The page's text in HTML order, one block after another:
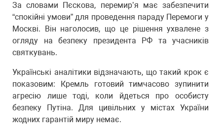
За словами Пєскова, перемир’я має забезпечити
“спокійні умови” для проведення параду Перемоги у
Москві. Він наголосив, що це рішення ухвалене з
огляду на безпеку президента РФ та учасників
святкувань.
Українські аналітики відзначають, що такий крок є
показовим: Кремль готовий тимчасово зупинити
агресію лише тоді, коли йдеться про особисту
безпеку Путіна. Для цивільних у містах України
жодних гарантій миру немає.